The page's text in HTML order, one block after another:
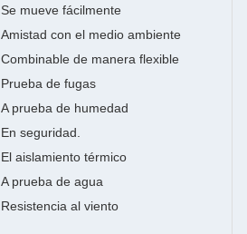
Se mueve fácilmente
Amistad con el medio ambiente
Combinable de manera flexible
Prueba de fugas
A prueba de humedad
En seguridad.
El aislamiento térmico
A prueba de agua
Resistencia al viento